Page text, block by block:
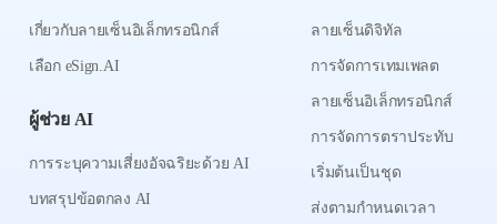
เกี่ยวกับลายเซ็นอิเล็กทรอนิกส์
เลือก eSign.AI
ผู้ช่วย AI
การระบุความเสี่ยงอัจฉริยะด้วย AI
บทสรุปข้อตกลง AI
ลายเซ็นดิจิทัล
การจัดการเทมเพลต
ลายเซ็นอิเล็กทรอนิกส์
การจัดการตราประทับ
เริ่มต้นเป็นชุด
ส่งตามกำหนดเวลา